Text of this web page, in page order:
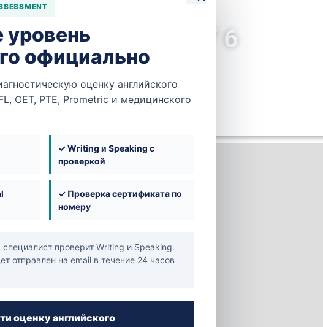
уровень
официально
оценку английского
OET, PTE, Prometric и медицинского
✓ Writing и Speaking с
проверкой
✓ Проверка сертификата по
номеру
специалист проверит Writing и Speaking.
отправлен на email в течение 24 часов
оценку английского
PHARMACY 6